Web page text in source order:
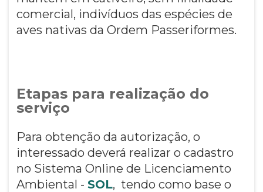
comercial, indivíduos das espécies de
aves nativas da Ordem Passeriformes.
Etapas para realização do
serviço
Para obtenção da autorização, o
interessado deverá realizar o cadastro
no Sistema Online de Licenciamento
Ambiental - SOL, tendo como base o